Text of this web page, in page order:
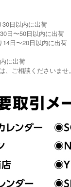
日以内に出荷
日〜50日以内に出荷
14日〜20日以内に出荷
に出荷
、ご相談くださいませ。